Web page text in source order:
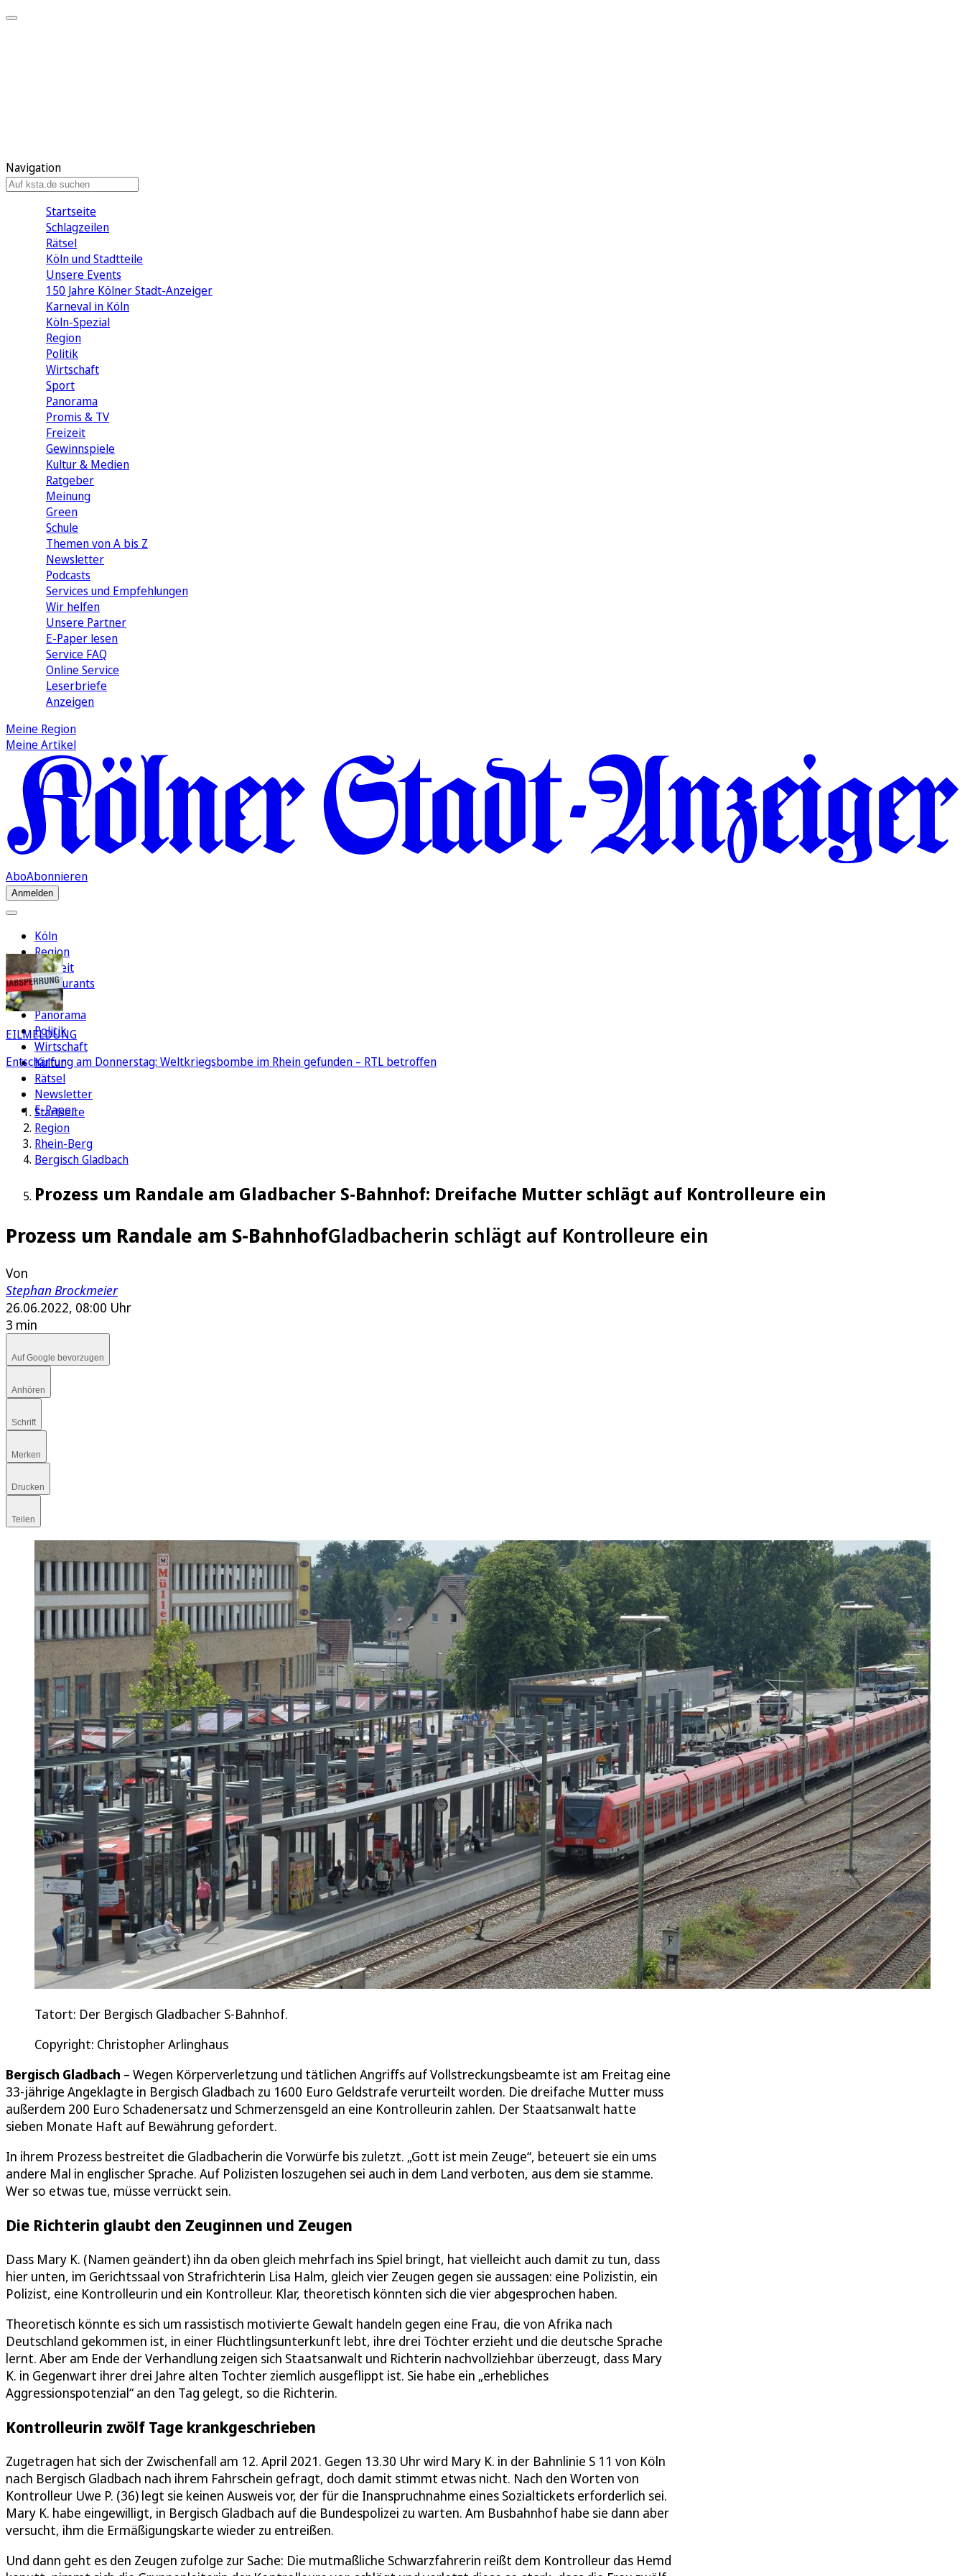
Navigation
Startseite
Schlagzeilen
Rätsel
Köln und Stadtteile
Unsere Events
150 Jahre Kölner Stadt-Anzeiger
Karneval in Köln
Köln-Spezial
Region
Politik
Wirtschaft
Sport
Panorama
Promis & TV
Freizeit
Gewinnspiele
Kultur & Medien
Ratgeber
Meinung
Green
Schule
Themen von A bis Z
Newsletter
Podcasts
Services und Empfehlungen
Wir helfen
Unsere Partner
E-Paper lesen
Service FAQ
Online Service
Leserbriefe
Anzeigen
Meine Region
Meine Artikel
AboAbonnieren
Anmelden
Köln
Region
Freizeit
Restaurants
FC
Panorama
Politik
Wirtschaft
Kultur
Rätsel
Newsletter
E-Paper
EILMELDUNG
Entschärfung am Donnerstag: Weltkriegsbombe im Rhein gefunden – RTL betroffen
Startseite
Region
Rhein-Berg
Bergisch Gladbach
Prozess um Randale am Gladbacher S-Bahnhof: Dreifache Mutter schlägt auf Kontrolleure ein
Prozess um Randale am S-BahnhofGladbacherin schlägt auf Kontrolleure ein
Von
Stephan Brockmeier
26.06.2022, 08:00 Uhr
3 min
Auf Google bevorzugen
Anhören
Schrift
Merken
Drucken
Teilen
Tatort: Der Bergisch Gladbacher S-Bahnhof.
Copyright: Christopher Arlinghaus
Bergisch Gladbach – Wegen Körperverletzung und tätlichen Angriffs auf Vollstreckungsbeamte ist am Freitag eine
33-jährige Angeklagte in Bergisch Gladbach zu 1600 Euro Geldstrafe verurteilt worden. Die dreifache Mutter muss
außerdem 200 Euro Schadenersatz und Schmerzensgeld an eine Kontrolleurin zahlen. Der Staatsanwalt hatte
sieben Monate Haft auf Bewährung gefordert.
In ihrem Prozess bestreitet die Gladbacherin die Vorwürfe bis zuletzt. „Gott ist mein Zeuge“, beteuert sie ein ums
andere Mal in englischer Sprache. Auf Polizisten loszugehen sei auch in dem Land verboten, aus dem sie stamme.
Wer so etwas tue, müsse verrückt sein.
Die Richterin glaubt den Zeuginnen und Zeugen
Dass Mary K. (Namen geändert) ihn da oben gleich mehrfach ins Spiel bringt, hat vielleicht auch damit zu tun, dass
hier unten, im Gerichtssaal von Strafrichterin Lisa Halm, gleich vier Zeugen gegen sie aussagen: eine Polizistin, ein
Polizist, eine Kontrolleurin und ein Kontrolleur. Klar, theoretisch könnten sich die vier abgesprochen haben.
Theoretisch könnte es sich um rassistisch motivierte Gewalt handeln gegen eine Frau, die von Afrika nach
Deutschland gekommen ist, in einer Flüchtlingsunterkunft lebt, ihre drei Töchter erzieht und die deutsche Sprache
lernt. Aber am Ende der Verhandlung zeigen sich Staatsanwalt und Richterin nachvollziehbar überzeugt, dass Mary
K. in Gegenwart ihrer drei Jahre alten Tochter ziemlich ausgeflippt ist. Sie habe ein „erhebliches
Aggressionspotenzial“ an den Tag gelegt, so die Richterin.
Kontrolleurin zwölf Tage krankgeschrieben
Zugetragen hat sich der Zwischenfall am 12. April 2021. Gegen 13.30 Uhr wird Mary K. in der Bahnlinie S 11 von Köln
nach Bergisch Gladbach nach ihrem Fahrschein gefragt, doch damit stimmt etwas nicht. Nach den Worten von
Kontrolleur Uwe P. (36) legt sie keinen Ausweis vor, der für die Inanspruchnahme eines Sozialtickets erforderlich sei.
Mary K. habe eingewilligt, in Bergisch Gladbach auf die Bundespolizei zu warten. Am Busbahnhof habe sie dann aber
versucht, ihm die Ermäßigungskarte wieder zu entreißen.
Und dann geht es den Zeugen zufolge zur Sache: Die mutmaßliche Schwarzfahrerin reißt dem Kontrolleur das Hemd